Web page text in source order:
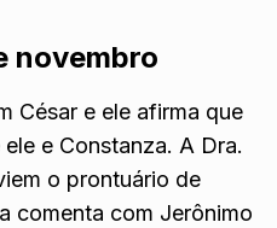
novembro
César e ele afirma que
e Constanza. A Dra.
o prontuário de
comenta com Jerônimo